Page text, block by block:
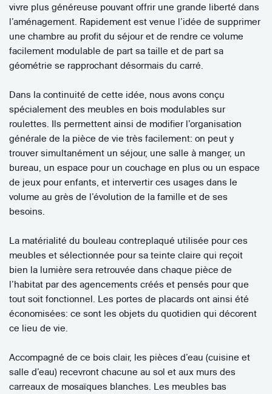
vivre plus généreuse pouvant offrir une grande liberté dans
l’aménagement. Rapidement est venue l’idée de supprimer
une chambre au profit du séjour et de rendre ce volume
facilement modulable de part sa taille et de part sa
géométrie se rapprochant désormais du carré.
Dans la continuité de cette idée, nous avons conçu
spécialement des meubles en bois modulables sur
roulettes. Ils permettent ainsi de modifier l’organisation
générale de la pièce de vie très facilement: on peut y
trouver simultanément un séjour, une salle à manger, un
bureau, un espace pour un couchage en plus ou un espace
de jeux pour enfants, et intervertir ces usages dans le
volume au grès de l’évolution de la famille et de ses
besoins.
La matérialité du bouleau contreplaqué utilisée pour ces
meubles et sélectionnée pour sa teinte claire qui reçoit
bien la lumière sera retrouvée dans chaque pièce de
l’habitat par des agencements créés et pensés pour que
tout soit fonctionnel. Les portes de placards ont ainsi été
économisées: ce sont les objets du quotidien qui décorent
ce lieu de vie.
Accompagné de ce bois clair, les pièces d’eau (cuisine et
salle d’eau) recevront chacune au sol et aux murs des
carreaux de mosaïques blanches. Les meubles bas